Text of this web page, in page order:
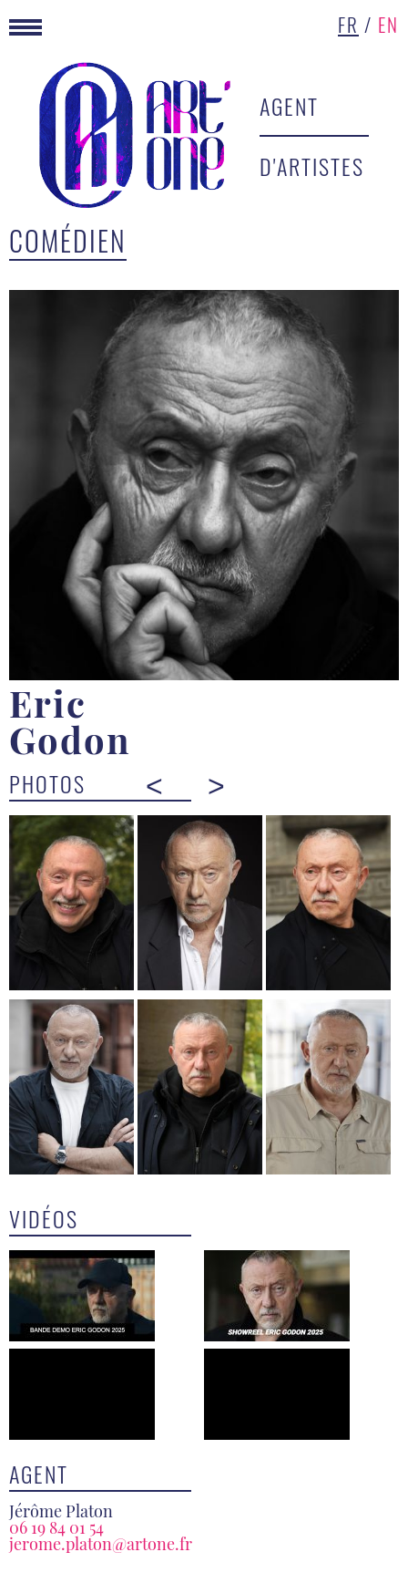
FR / EN
AGENT
D'ARTISTES
COMÉDIEN
Eric
Godon
PHOTOS < >
VIDÉOS
AGENT
Jérôme Platon
06 19 84 01 54
jerome.platon@artone.fr